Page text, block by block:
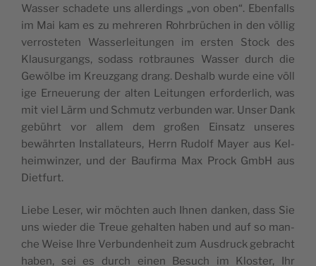
Was­ser scha­de­te uns aller­dings „von oben“. Eben­falls
im Mai kam es zu meh­re­ren Rohr­brü­chen in den völ­lig
ver­ros­te­ten Was­ser­lei­tun­gen im ers­ten Stock des
Klau­sur­gangs, sodass rot­brau­nes Was­ser durch die
Gewöl­be im Kreuz­gang drang. Des­halb wur­de eine völ­l
i­ge Erneue­rung der alten Lei­tun­gen erfor­der­lich, was
mit viel Lärm und Schmutz ver­bun­den war. Unser Dank
gebührt vor allem dem gro­ßen Ein­satz unse­res
bewähr­ten Instal­la­teurs, Herrn Rudolf May­er aus Kel­
heim­win­zer, und der Bau­fir­ma Max Prock GmbH aus
Dietfurt.
Lie­be Leser, wir möch­ten auch Ihnen dan­ken, dass Sie
uns wie­der die Treue gehal­ten haben und auf so man­
che Wei­se Ihre Ver­bun­den­heit zum Aus­druck gebracht
haben, sei es durch einen Besuch im Klos­ter, Ihr